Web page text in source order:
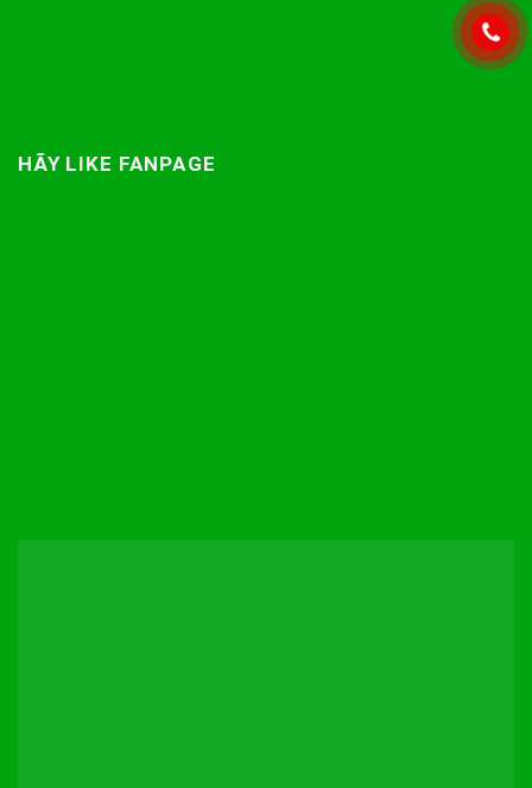
HÃY LIKE FANPAGE